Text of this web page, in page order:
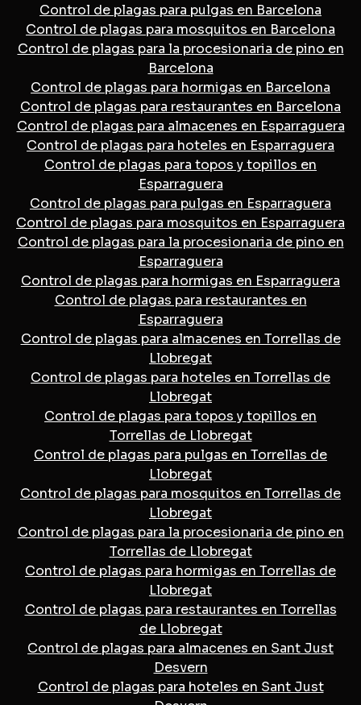
Control de plagas para pulgas en Barcelona
Control de plagas para mosquitos en Barcelona
Control de plagas para la procesionaria de pino en
Barcelona
Control de plagas para hormigas en Barcelona
Control de plagas para restaurantes en Barcelona
Control de plagas para almacenes en Esparraguera
Control de plagas para hoteles en Esparraguera
Control de plagas para topos y topillos en
Esparraguera
Control de plagas para pulgas en Esparraguera
Control de plagas para mosquitos en Esparraguera
Control de plagas para la procesionaria de pino en
Esparraguera
Control de plagas para hormigas en Esparraguera
Control de plagas para restaurantes en
Esparraguera
Control de plagas para almacenes en Torrellas de
Llobregat
Control de plagas para hoteles en Torrellas de
Llobregat
Control de plagas para topos y topillos en
Torrellas de Llobregat
Control de plagas para pulgas en Torrellas de
Llobregat
Control de plagas para mosquitos en Torrellas de
Llobregat
Control de plagas para la procesionaria de pino en
Torrellas de Llobregat
Control de plagas para hormigas en Torrellas de
Llobregat
Control de plagas para restaurantes en Torrellas
de Llobregat
Control de plagas para almacenes en Sant Just
Desvern
Control de plagas para hoteles en Sant Just